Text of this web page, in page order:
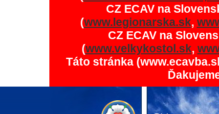
CZ ECAV na
(www.legionarska.sk,
CZ ECAV na
(www.velkykostol.sk,
Táto stránka